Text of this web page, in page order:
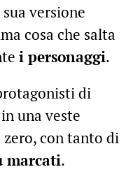
versione
cosa che salta
i personaggi.
di
una veste
con tanto di
marcati.